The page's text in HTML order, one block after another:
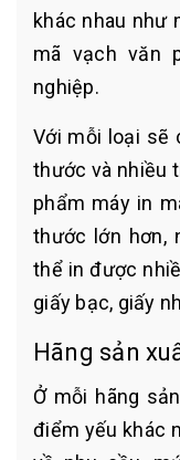
khác nhau như
mã vạch văn
nghiệp.
Với mỗi loại sẽ
thước và nhiều
phẩm máy in
thước lớn hơn,
thể in được
giấy bạc, giấy
Hãng sản
Ở mỗi hãng
điểm yếu khác